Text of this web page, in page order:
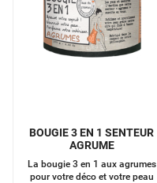
BOUGIE 3 EN 1 SENTEUR
AGRUME
La bougie 3 en 1 aux agrumes
pour votre déco et votre peau